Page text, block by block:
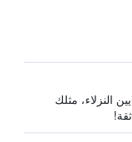
النزلاء، مثلك